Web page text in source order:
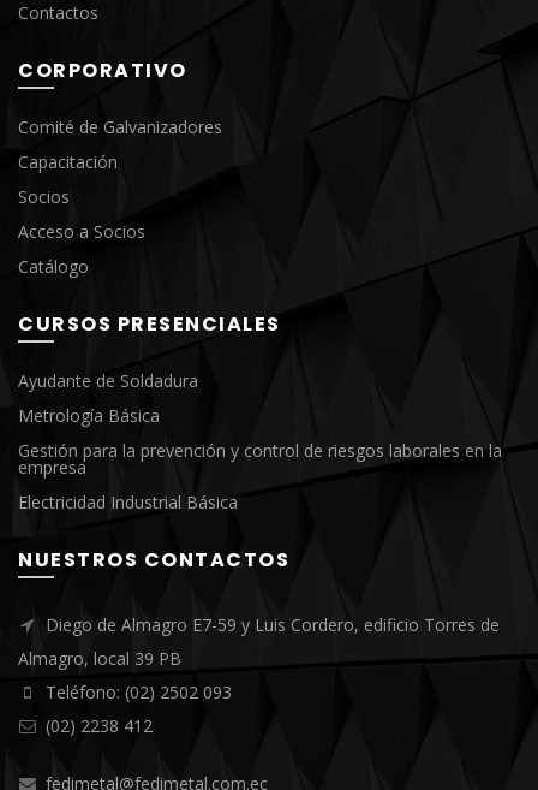
Contactos
CORPORATIVO
Comité de Galvanizadores
Capacitación
Socios
Acceso a Socios
Catálogo
CURSOS PRESENCIALES
Ayudante de Soldadura
Metrología Básica
Gestión para la prevención y control de riesgos laborales en la
empresa
Electricidad Industrial Básica
NUESTROS CONTACTOS
Diego de Almagro E7-59 y Luis Cordero, edificio Torres de
Almagro, local 39 PB
Teléfono: (02) 2502 093
(02) 2238 412
fedimetal@fedimetal.com.ec